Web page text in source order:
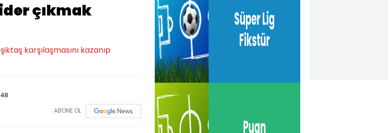
çıkmak
karşılaşmasını kazanıp
ABONE OL